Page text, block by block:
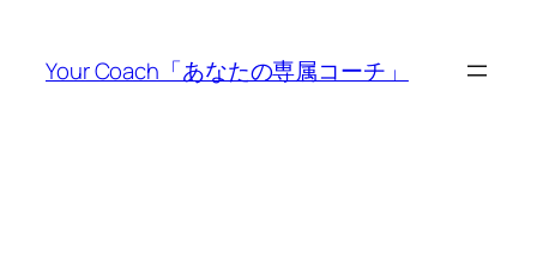
Your Coach「あなたの専属コーチ」